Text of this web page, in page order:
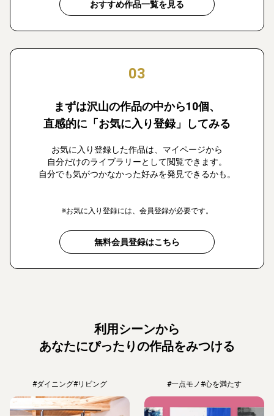
おすすめ作品一覧を見る
03
まずは沢山の作品の中から10個、
直感的に「お気に入り登録」してみる
お気に入り登録した作品は、マイページから
自分だけのライブラリーとして閲覧できます。
自分でも気がつかなかった好みを発見できるかも。
※お気に入り登録には、会員登録が必要です。
無料会員登録はこちら
利用シーンから
あなたにぴったりの作品をみつける
#ダイニング#リビング #一点モノ#心を満たす